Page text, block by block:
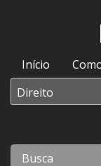
Início